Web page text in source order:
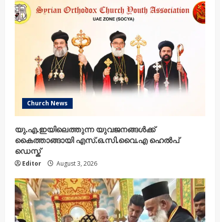
Church News
യു.എ.ഇയിലെത്തുന്ന യുവജനങ്ങൾക്ക്
കൈത്താങ്ങായി എസ്.ഒ.സി.വൈ.എ ഹെൽപ്
ഡെസ്ക്
Editor August 3, 2026